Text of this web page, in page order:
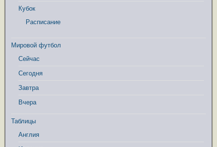
Кубок
Расписание
Мировой футбол
Сейчас
Сегодня
Завтра
Вчера
Таблицы
Англия